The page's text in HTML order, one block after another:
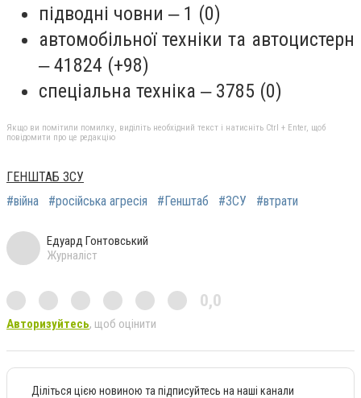
підводні човни ‒ 1 (0)
автомобільної техніки та автоцистерн
‒ 41824 (+98)
спеціальна техніка ‒ 3785 (0)
Якщо ви помітили помилку, виділіть необхідний текст і натисніть Ctrl + Enter, щоб
повідомити про це редакцію
ГЕНШТАБ ЗСУ
#війна
#російська агресія #Генштаб #ЗСУ #втрати
Едуард Гонтовський
Журналіст
0,0
Авторизуйтесь, щоб оцінити
Діліться цією новиною та підписуйтесь на наші канали